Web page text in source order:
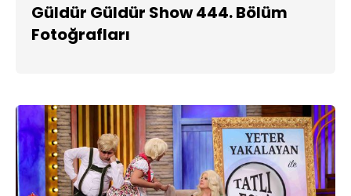
Güldür Güldür Show 444. Bölüm
Fotoğrafları